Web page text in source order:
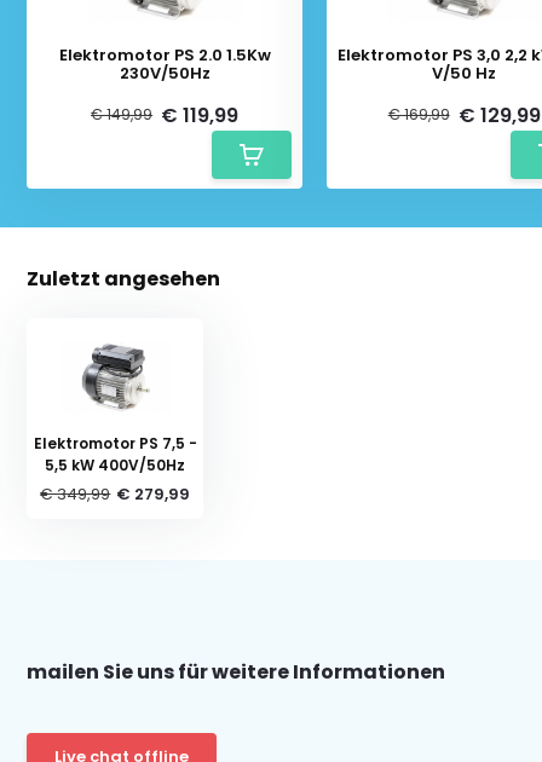
Elektromotor PS 2.0 1.5Kw
230V/50Hz
€ 149,99 € 119,99
Elektromotor PS 3,0 2,2
V/50 Hz
€ 169,99 € 129,99
Zuletzt angesehen
Elektromotor PS 7,5 -
5,5 kW 400V/50Hz
€ 349,99 € 279,99
mailen Sie uns für weitere Informationen
Live chat offline